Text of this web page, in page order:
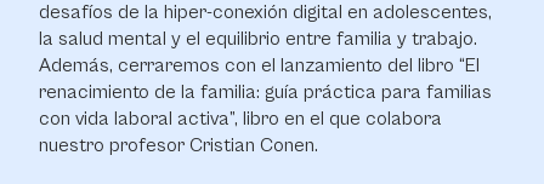
desafíos de la hiper-conexión digital en adolescentes,
la salud mental y el equilibrio entre familia y trabajo.
Además, cerraremos con el lanzamiento del libro “El
renacimiento de la familia: guía práctica para familias
con vida laboral activa”, libro en el que colabora
nuestro profesor Cristian Conen.